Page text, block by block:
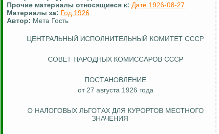
Прочие материалы относящиеся к: Дате 1926-08-27
Материалы за: Год 1926
Автор: Мета Гость
ЦЕНТРАЛЬНЫЙ ИСПОЛНИТЕЛЬНЫЙ КОМИТЕТ СССР
СОВЕТ НАРОДНЫХ КОМИССАРОВ СССР
ПОСТАНОВЛЕНИЕ
от 27 августа 1926 года
О НАЛОГОВЫХ ЛЬГОТАХ ДЛЯ КУРОРТОВ МЕСТНОГО
ЗНАЧЕНИЯ